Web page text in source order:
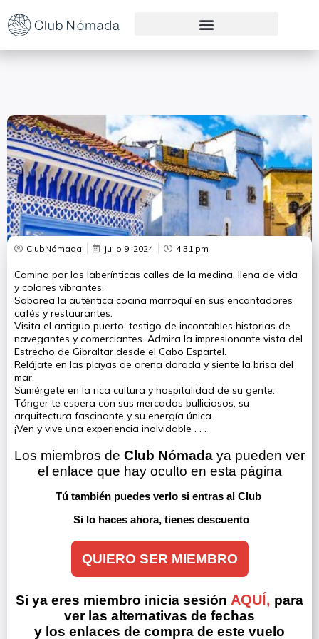
ClubNómada julio 9, 2024 4:31 pm
Camina por las laberínticas calles de la medina, llena de vida
y colores vibrantes.
Saborea la auténtica cocina marroquí en sus encantadores
cafés y restaurantes.
Visita el antiguo puerto, testigo de incontables historias de
navegantes y comerciantes. Admira la impresionante vista del
Estrecho de Gibraltar desde el Cabo Espartel.
Relájate en las playas de arena dorada y siente la brisa del
mar.
Sumérgete en la rica cultura y hospitalidad de su gente.
Tánger te espera con sus mercados bulliciosos, su
arquitectura fascinante y su energía única.
¡Ven y vive una experiencia inolvidable . . .
Los miembros de Club Nómada ya pueden ver
el enlace que hay oculto en esta página
Tú también puedes verlo si entras al Club
Si lo haces ahora, tienes descuento
QUIERO SER MIEMBRO
Si ya eres miembro inicia sesión AQUÍ, para
ver las alternativas de fechas
y los enlaces de compra de este vuelo